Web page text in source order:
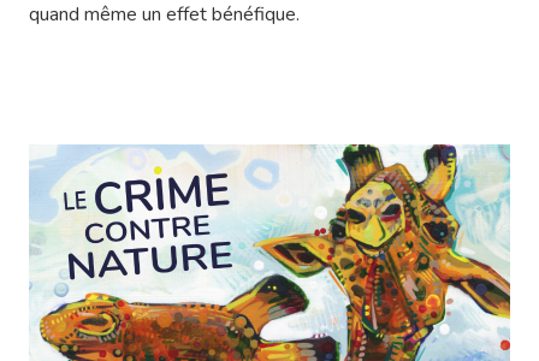
quand même un effet bénéfique.